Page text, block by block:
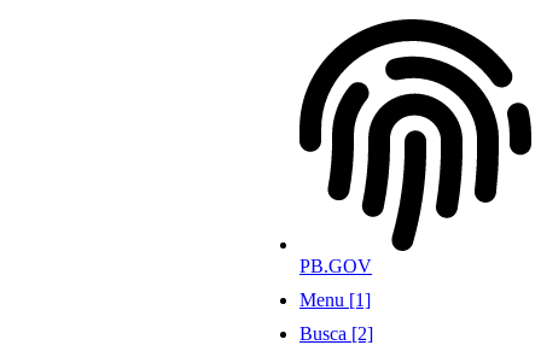
PB.GOV
Menu [1]
Busca [2]